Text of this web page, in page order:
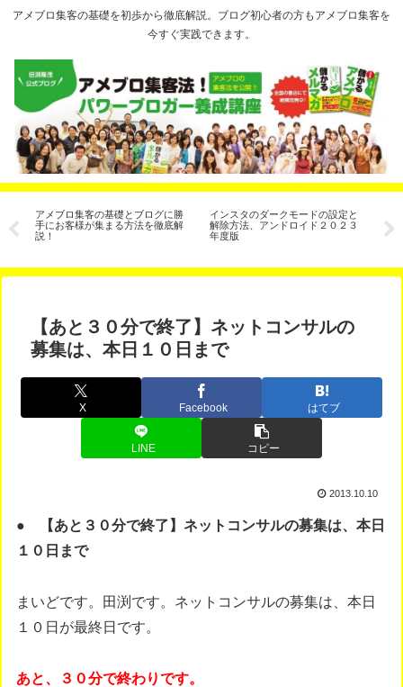
アメブロ集客の基礎を初歩から徹底解説。ブログ初心者の方もアメブロ集客を
今すぐ実践できます。
アメブロ集客の基礎とブログに勝
手にお客様が集まる方法を徹底解
説！
インスタのダークモードの設定と
解除方法、アンドロイド２０２３
年度版
ー
る
【あと３０分で終了】ネットコンサルの
募集は、本日１０日まで
X Facebook はてブ
LINE コピー
2013.10.10
● 【あと３０分で終了】ネットコンサルの募集は、本日
１０日まで
まいどです。田渕です。ネットコンサルの募集は、本日
１０日が最終日です。
あと、３０分で終わりです。